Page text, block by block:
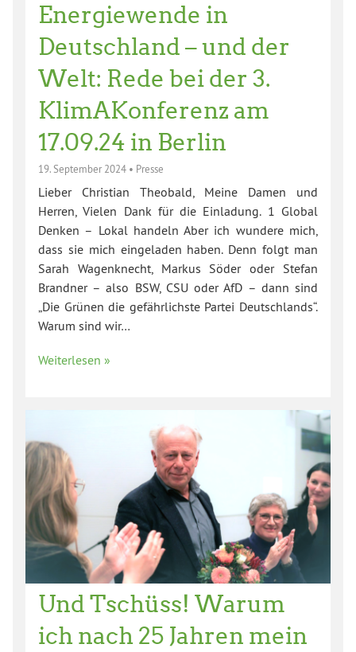
Energiewende in
Deutschland – und der
Welt: Rede bei der 3.
KlimAKonferenz am
17.09.24 in Berlin
19. September 2024 • Presse
Lieber Christian Theobald, Meine Damen und
Herren, Vielen Dank für die Einladung. 1 Global
Denken – Lokal handeln Aber ich wundere mich,
dass sie mich eingeladen haben. Denn folgt man
Sarah Wagenknecht, Markus Söder oder Stefan
Brandner – also BSW, CSU oder AfD – dann sind
„Die Grünen die gefährlichste Partei Deutschlands“.
Warum sind wir…
Weiterlesen »
Und Tschüss! Warum
ich nach 25 Jahren mein